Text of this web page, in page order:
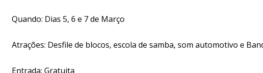
Quando: Dias 5, 6 e 7 de Março
Atrações: Desfile de blocos, escola de samba, som automotivo e
Entrada: Gratuita